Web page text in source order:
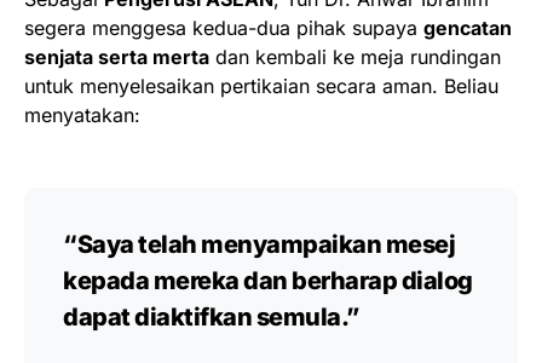
segera menggesa kedua-dua pihak supaya gencatan
senjata serta merta dan kembali ke meja rundingan
untuk menyelesaikan pertikaian secara aman. Beliau
menyatakan:
“Saya telah menyampaikan mesej
kepada mereka dan berharap dialog
dapat diaktifkan semula.”